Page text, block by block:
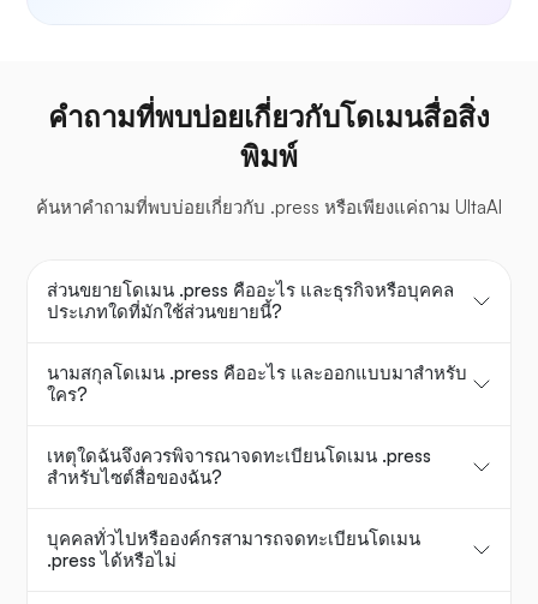
คำถามที่พบบ่อยเกี่ยวกับโดเมนสื่อสิ่ง
พิมพ์
ค้นหาคำถามที่พบบ่อยเกี่ยวกับ .press หรือเพียงแค่ถาม UltaAI
ส่วนขยายโดเมน .press คืออะไร และธุรกิจหรือบุคคล
ประเภทใดที่มักใช้ส่วนขยายนี้?
นามสกุลโดเมน .press คืออะไร และออกแบบมาสำหรับ
ใคร?
เหตุใดฉันจึงควรพิจารณาจดทะเบียนโดเมน .press
สำหรับไซต์สื่อของฉัน?
บุคคลทั่วไปหรือองค์กรสามารถจดทะเบียนโดเมน
.press ได้หรือไม่